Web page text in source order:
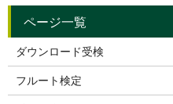
ダウンロード受検
フルート検定